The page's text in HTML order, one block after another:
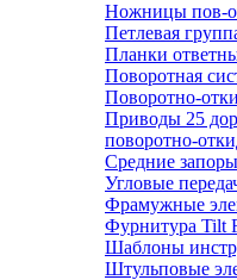
Ножницы пов-
Петлевая
Планки
Поворотная
Поворотно-
Приводы 25
поворотно-
Средние
Угловые
Фрамужные
Фурнитура Tilt
Шаблоны
Штульповые